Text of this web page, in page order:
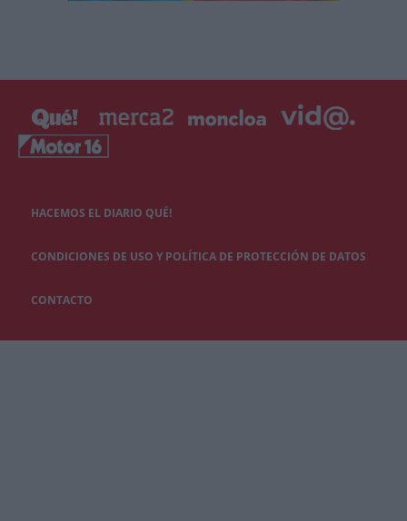
HACEMOS EL DIARIO QUÉ!
CONDICIONES DE USO Y POLÍTICA DE PROTECCIÓN DE DATOS
CONTACTO